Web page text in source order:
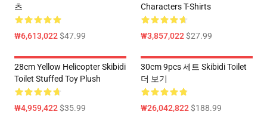
츠
₩6,613,022$47.99
Characters T-Shirts
₩3,857,022$27.99
28cm Yellow Helicopter Skibidi
Toilet Stuffed Toy Plush
₩4,959,422$35.99
30cm 9pcs 세트 Skibidi Toilet
더 보기
₩26,042,822$188.99